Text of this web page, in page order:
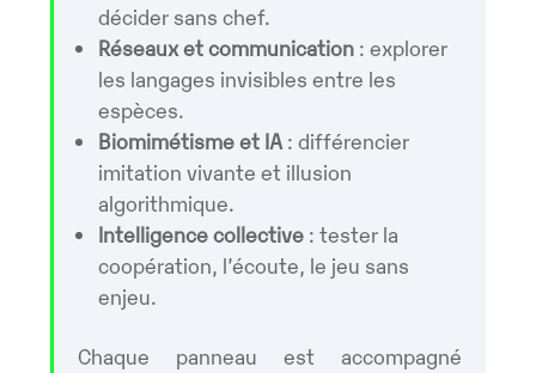
décider sans chef.
Réseaux et communication : explorer
les langages invisibles entre les
espèces.
Biomimétisme et IA : différencier
imitation vivante et illusion
algorithmique.
Intelligence collective : tester la
coopération, l’écoute, le jeu sans
enjeu.
Chaque panneau est accompagné